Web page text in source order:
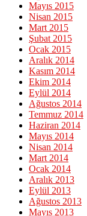
Mayıs 2015
Nisan 2015
Mart 2015
Şubat 2015
Ocak 2015
Aralık 2014
Kasım 2014
Ekim 2014
Eylül 2014
Ağustos 2014
Temmuz 2014
Haziran 2014
Mayıs 2014
Nisan 2014
Mart 2014
Ocak 2014
Aralık 2013
Eylül 2013
Ağustos 2013
Mayıs 2013